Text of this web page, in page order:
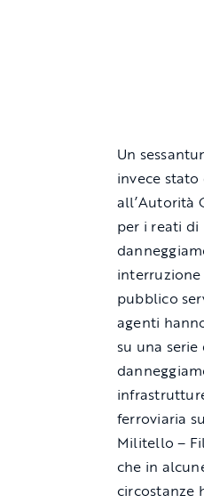
Un
invece
all’Autorità
per i reati di
interruzione
pubblico
agenti
su una serie
ferroviaria
Militello –
che in
circostanze